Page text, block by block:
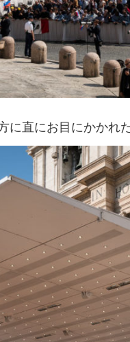
に直にお目にかかれ